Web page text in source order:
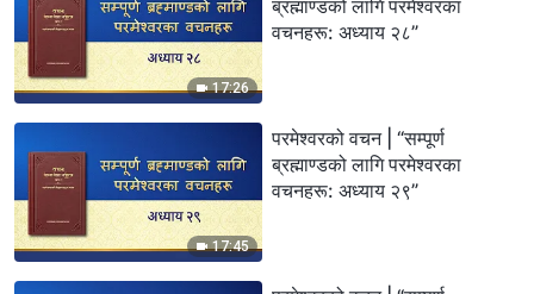
17:26
ब्रह्माण्डको लागि परमेश्‍वरका
वचनहरू: अध्याय २८”
17:45
परमेश्‍वरको वचन | “सम्पूर्ण
ब्रह्माण्डको लागि परमेश्‍वरका
वचनहरू: अध्याय २९”